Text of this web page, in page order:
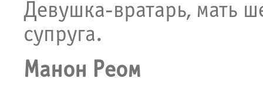
​Девушка-вратарь, мать
супруга.
Манон Реом